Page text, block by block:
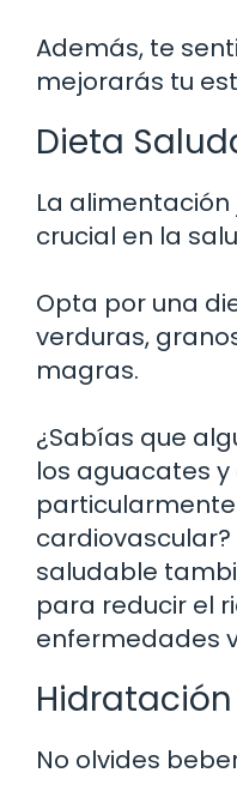
Además, te
mejorarás tu
Dieta
La
crucial en la
Opta por una
verduras,
magras.
¿Sabías que
los aguacates y
saludable
para reducir el
enfermedades
Hidratación
No olvides